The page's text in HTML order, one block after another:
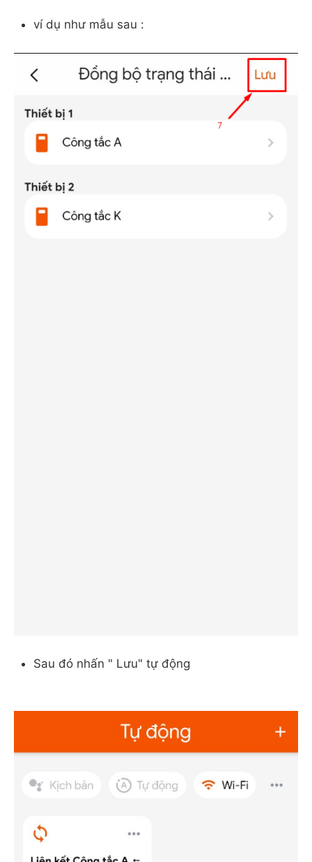
ví dụ như mẫu sau :
Sau đó nhấn " Lưu" tự động